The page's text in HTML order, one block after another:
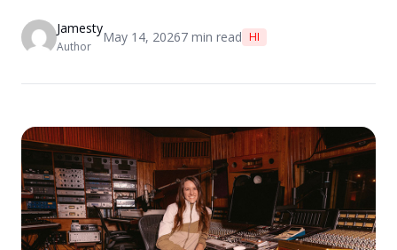
Jamesty
Author
May 14, 20267 min read HI